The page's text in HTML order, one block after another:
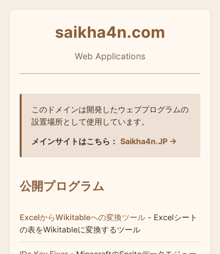
saikha4n.com
Web Applications
このドメインは開発したウェブプログラムの
設置場所として使用しています。
メインサイトはこちら： Saikha4n.JP →
公開プログラム
ExcelからWikitableへの変換ツール - Excelシート
の表をWikitableに変換するツール